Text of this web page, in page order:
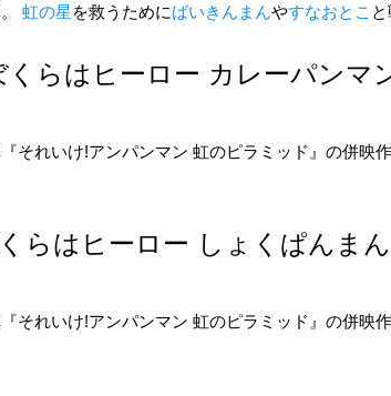
虹の星 を救うためにばいきんまんやすなおとこ と
くらはヒーロー カレーパンマ
それいけ!アンパンマン 虹のピラミッド』の併映
らはヒーロー しょくぱんま
それいけ!アンパンマン 虹のピラミッド』の併映